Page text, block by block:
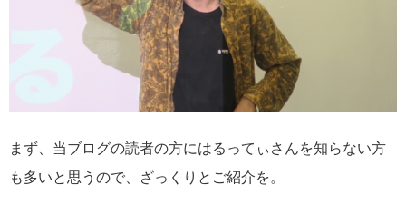
まず、当ブログの読者の方にはるってぃさんを知らない方
も多いと思うので、ざっくりとご紹介を。